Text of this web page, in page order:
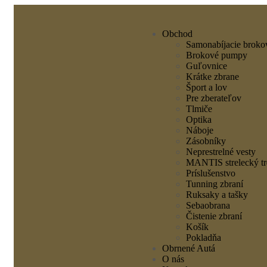
Obchod
Samonabíjacie
Brokové pumpy
Guľovnice
Krátke zbrane
Šport a lov
Pre zberateľov
Tlmiče
Optika
Náboje
Zásobníky
Neprestrelné vesty
MANTIS strelecký
Príslušenstvo
Tunning zbraní
Ruksaky a tašky
Sebaobrana
Čistenie zbraní
Košík
Pokladňa
Obrnené Autá
O nás